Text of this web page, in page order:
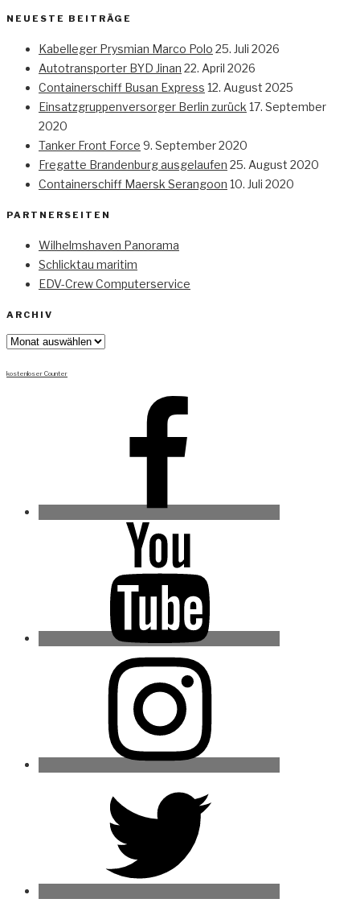
NEUESTE BEITRÄGE
Kabelleger Prysmian Marco Polo 25. Juli 2026
Autotransporter BYD Jinan 22. April 2026
Containerschiff Busan Express 12. August 2025
Einsatzgruppenversorger Berlin zurück 17. September
2020
Tanker Front Force 9. September 2020
Fregatte Brandenburg ausgelaufen 25. August 2020
Containerschiff Maersk Serangoon 10. Juli 2020
PARTNERSEITEN
Wilhelmshaven Panorama
Schlicktau maritim
EDV-Crew Computerservice
ARCHIV
Archiv
kostenloser Counter